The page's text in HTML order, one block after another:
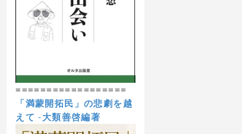
==================
「満蒙開拓民」の悲劇を越
えて -大類善啓編著